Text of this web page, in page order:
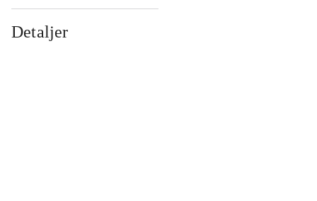
Detaljer